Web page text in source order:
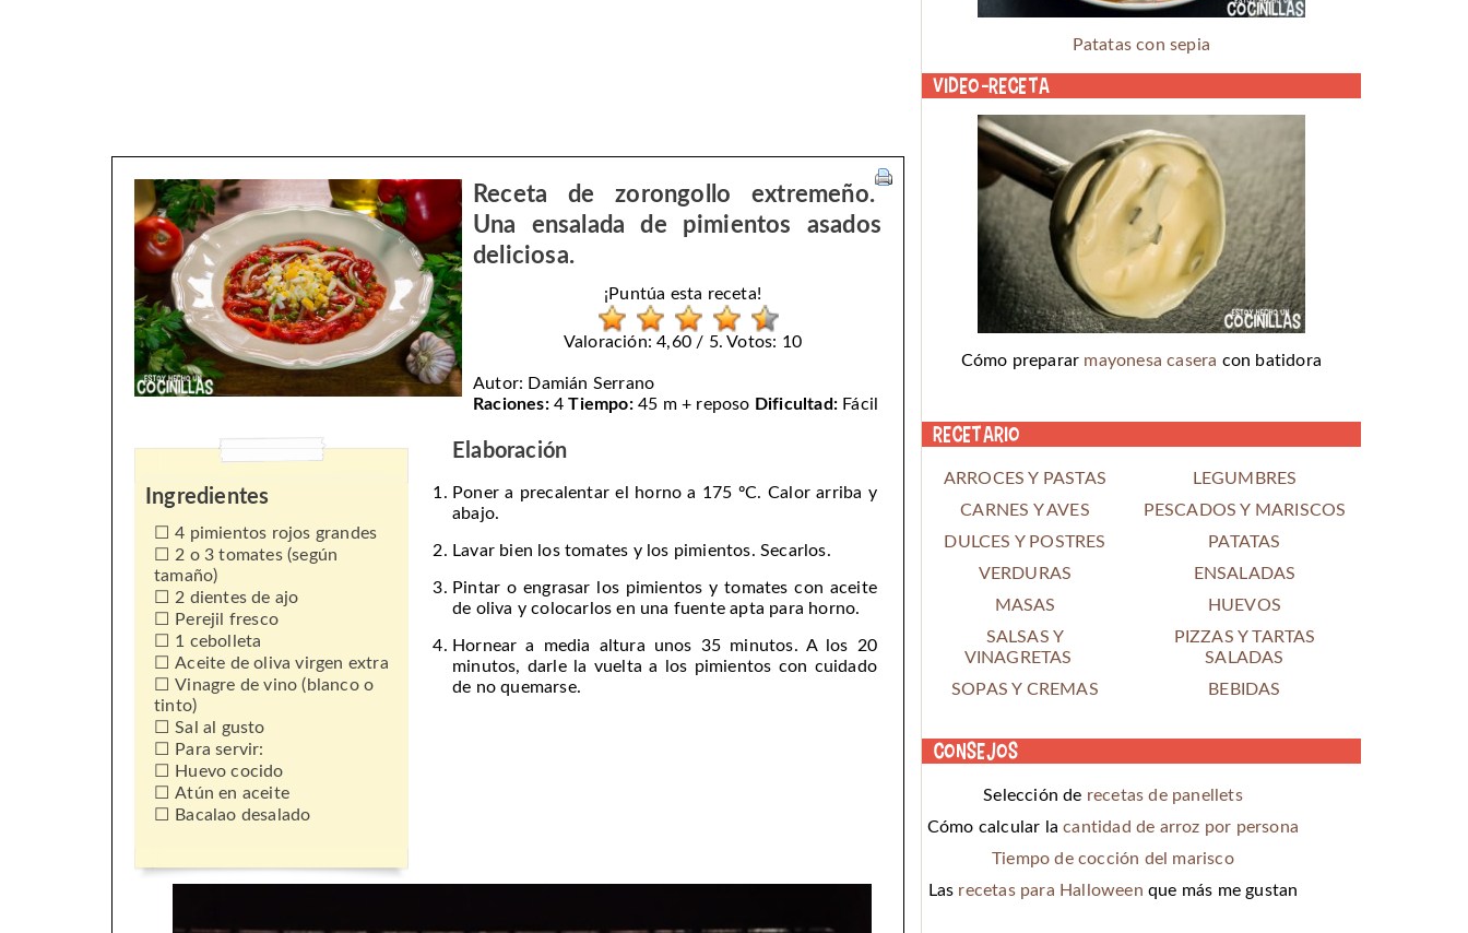
Receta de zorongollo extremeño.
Una ensalada de pimientos asados
deliciosa.
¡Puntúa esta receta!
Valoración: 4,60 / 5. Votos: 10
Autor: Damián Serrano
Raciones: 4 Tiempo: 45 m + reposo Dificultad: Fácil
Ingredientes
4 pimientos rojos grandes
2 o 3 tomates (según
tamaño)
2 dientes de ajo
Perejil fresco
1 cebolleta
Aceite de oliva virgen extra
Vinagre de vino (blanco o
tinto)
Sal al gusto
Para servir:
Huevo cocido
Atún en aceite
Bacalao desalado
Elaboración
Poner a precalentar el horno a 175 ºC. Calor arriba y
abajo.
Lavar bien los tomates y los pimientos. Secarlos.
Pintar o engrasar los pimientos y tomates con aceite
de oliva y colocarlos en una fuente apta para horno.
Hornear a media altura unos 35 minutos. A los 20
minutos, darle la vuelta a los pimientos con cuidado
de no quemarse.
Patatas con sepia
Video-receta
Cómo preparar mayonesa casera con batidora
Recetario
ARROCES Y PASTAS
LEGUMBRES
CARNES Y AVES
PESCADOS Y MARISCOS
DULCES Y POSTRES
PATATAS
VERDURAS
ENSALADAS
MASAS
HUEVOS
SALSAS Y
VINAGRETAS
PIZZAS Y TARTAS
SALADAS
SOPAS Y CREMAS
BEBIDAS
Consejos
Selección de recetas de panellets
Cómo calcular lacantidad de arroz por persona
Tiempo de cocción del marisco
Las recetas para Halloween que más me gustan